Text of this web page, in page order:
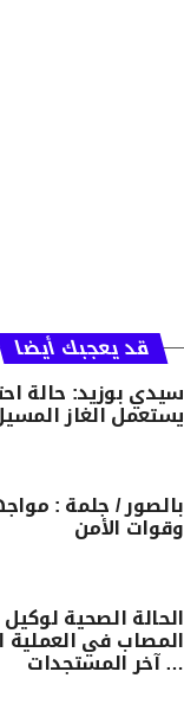
قد يعجبك أيضا
سيدي بوزيد: حالة
يستعمل الغاز
بالصور / جلمة :
وقوات الأمن
الحالة الصحية
المصاب في العملية
… آخر المستجدات